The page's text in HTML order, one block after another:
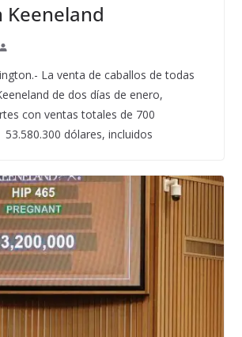
Keeneland
La venta de caballos de todas
de dos días de enero,
con ventas totales de 700
dólares, incluidos